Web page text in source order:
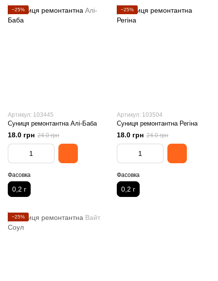
−25%
Артикул: 103445
Суниця ремонтантна Алі-Баба
18.0 грн 24.0 грн
Фасовка
0,2 г
−25%
Артикул: 103504
Суниця ремонтантна Регіна
18.0 грн 24.0 грн
Фасовка
0,2 г
−25%